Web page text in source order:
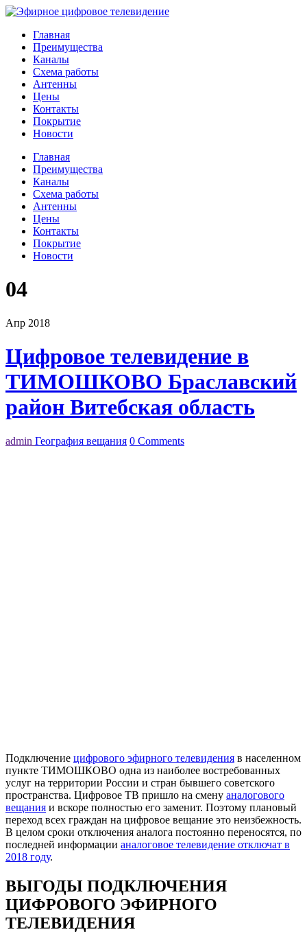
Главная
Преимущества
Каналы
Схема работы
Антенны
Цены
Контакты
Покрытие
Новости
Главная
Преимущества
Каналы
Схема работы
Антенны
Цены
Контакты
Покрытие
Новости
04
Апр 2018
Цифровое телевидение в
ТИМОШКОВО Браславский
район Витебская область
admin География вещания 0 Comments
Подключение цифрового эфирного телевидения в населенном
пункте ТИМОШКОВО одна из наиболее востребованных
услуг на территории России и стран бывшего советского
пространства. Цифровое ТВ пришло на смену аналогового
вещания и вскоре полностью его заменит. Поэтому плановый
переход всех граждан на цифровое вещание это неизбежность.
В целом сроки отключения аналога постоянно переносятся, по
последней информации аналоговое телевидение отключат в
2018 году.
ВЫГОДЫ ПОДКЛЮЧЕНИЯ
ЦИФРОВОГО ЭФИРНОГО
ТЕЛЕВИДЕНИЯ